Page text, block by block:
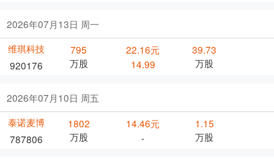
2026年07月13日 周一
维琪科技
920176
795
万股
22.16元
14.99
39.73
万股
2026年07月10日 周五
泰诺麦博
787806
1802
万股
14.46元
-
1.15
万股